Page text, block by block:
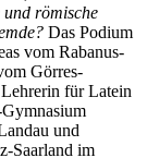
und römische
Das Podium
vom Rabanus-
Görres-
für Latein
und
Saarland im